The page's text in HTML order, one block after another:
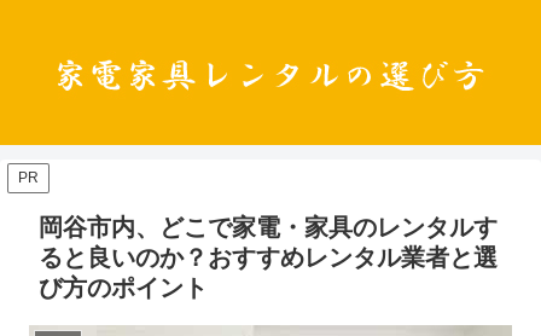
PR
岡谷市内、どこで家電・家具のレンタルす
ると良いのか？おすすめレンタル業者と選
び方のポイント